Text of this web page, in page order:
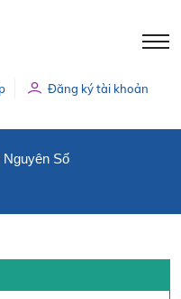
Đăng ký tài khoản
Nguyên Số